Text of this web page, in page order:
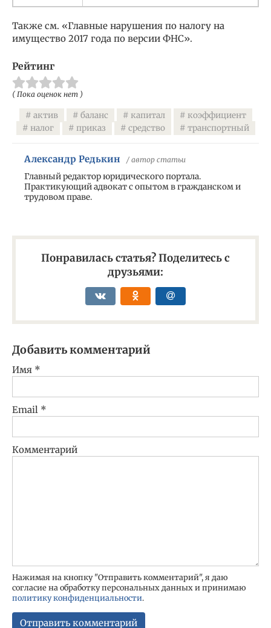
Также см. «Главные нарушения по налогу на
имущество 2017 года по версии ФНС».
Рейтинг
( Пока оценок нет )
актив баланс капитал
коэффициент
налог
приказ средство транспортный
Александр Редькин / автор статьи
Главный редактор юридического портала.
Практикующий адвокат с опытом в гражданском и
трудовом праве.
Понравилась статья? Поделитесь с
друзьями:
Добавить комментарий
Имя *
Email *
Комментарий
Нажимая на кнопку "Отправить комментарий", я даю
согласие на обработку персональных данных и принимаю
политику конфиденциальности.